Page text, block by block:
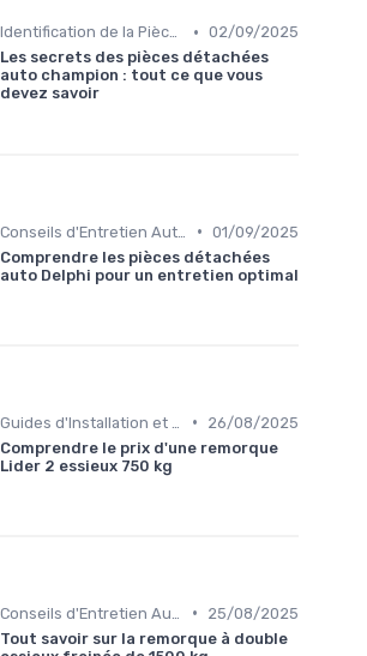
Identification de la Pièce Nécessaire • 02/09/2025
Les secrets des pièces détachées
auto champion : tout ce que vous
devez savoir
• 01/09/2025
Comprendre les pièces détachées
auto Delphi pour un entretien optimal
•
26/08/2025
Comprendre le prix d'une remorque
Lider 2 essieux 750 kg
•
25/08/2025
Tout savoir sur la remorque à double